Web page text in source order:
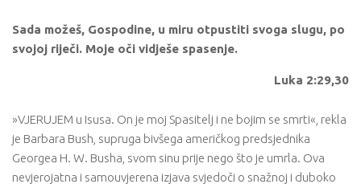
Sada možeš, Gospodine, u miru otpustiti svoga slugu, po
svojoj riječi. Moje oči vidješe spasenje.
Luka 2:29,30
»VJERUJEM u Isusa. On je moj Spasitelj i ne bojim se smrti«, rekla
je Barbara Bush, supruga bivšega američkog predsjednika
Georgea H. W. Busha, svom sinu prije nego što je umrla. Ova
nevjerojatna i samouvjerena izjava svjedoči o snažnoj i duboko